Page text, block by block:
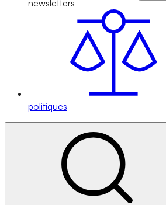
newsletters
politiques